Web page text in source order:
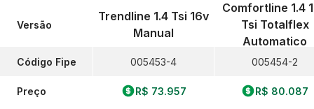
Versão
Código Fipe
Preço
Trendline 1.4 Tsi 16v
Manual
005453-4
R$ 73.957
Comfortline 1.4
Tsi Totalflex
Automatico
005454-2
R$ 80.087